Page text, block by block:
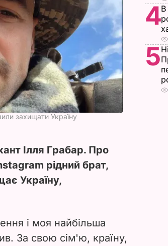
захищати Україну
Ілля Грабар. Про
рідний брат,
Україну,
і моя найбільша
За свою сім'ю, країну,
4В
5